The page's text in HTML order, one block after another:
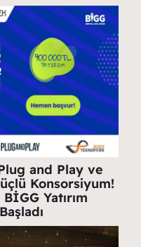
and Play ve
Konsorsiyum!
Yatırım